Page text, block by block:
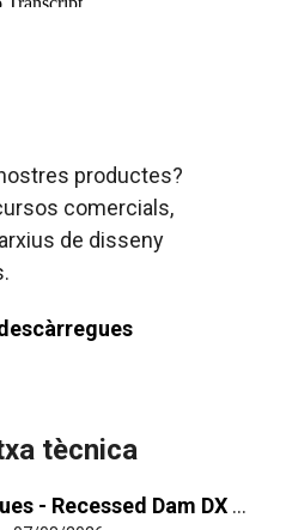
productes?
comercials,
de disseny
tècnica
Dam DX Mitsubishi Electric 1_1 y VRF